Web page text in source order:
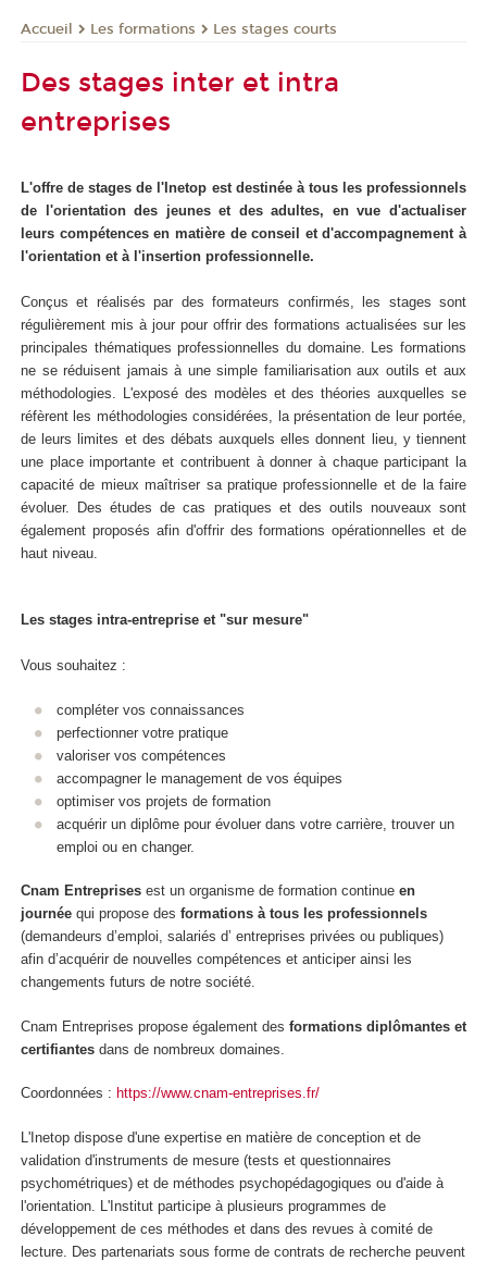
Accueil Les formations Les stages courts
Des stages inter et intra
entreprises
L'offre de stages de l'Inetop est destinée à tous les professionnels
de l'orientation des jeunes et des adultes, en vue d'actualiser
leurs compétences en matière de conseil et d'accompagnement à
l'orientation et à l'insertion professionnelle.
Conçus et réalisés par des formateurs confirmés, les stages sont
régulièrement mis à jour pour offrir des formations actualisées sur les
principales thématiques professionnelles du domaine. Les formations
ne se réduisent jamais à une simple familiarisation aux outils et aux
méthodologies. L'exposé des modèles et des théories auxquelles se
réfèrent les méthodologies considérées, la présentation de leur portée,
de leurs limites et des débats auxquels elles donnent lieu, y tiennent
une place importante et contribuent à donner à chaque participant la
capacité de mieux maîtriser sa pratique professionnelle et de la faire
évoluer. Des études de cas pratiques et des outils nouveaux sont
également proposés afin d'offrir des formations opérationnelles et de
haut niveau.
Les stages intra-entreprise et "sur mesure"
Vous souhaitez :
compléter vos connaissances
perfectionner votre pratique
valoriser vos compétences
accompagner le management de vos équipes
optimiser vos projets de formation
acquérir un diplôme pour évoluer dans votre carrière, trouver un
emploi ou en changer.
Cnam Entreprises est un organisme de formation continue en
journée qui propose des formations à tous les professionnels
(demandeurs d’emploi, salariés d’ entreprises privées ou publiques)
afin d’acquérir de nouvelles compétences et anticiper ainsi les
changements futurs de notre société.
Cnam Entreprises propose également des formations diplômantes et
certifiantes dans de nombreux domaines.
Coordonnées : https://www.cnam-entreprises.fr/
L'Inetop dispose d'une expertise en matière de conception et de
validation d'instruments de mesure (tests et questionnaires
psychométriques) et de méthodes psychopédagogiques ou d'aide à
l'orientation. L'Institut participe à plusieurs programmes de
développement de ces méthodes et dans des revues à comité de
lecture. Des partenariats sous forme de contrats de recherche peuvent